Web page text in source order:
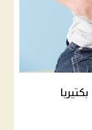
بكتيريا